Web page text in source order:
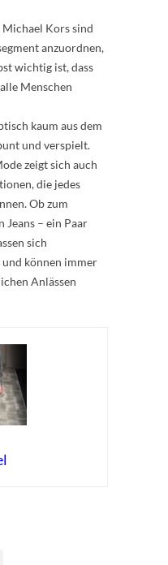
Michael Kors sind
anzuordnen,
wichtig ist, dass
Menschen
kaum aus dem
und verspielt.
zeigt sich auch
die jedes
Ob zum
Jeans – ein Paar
sich
können immer
Anlässen